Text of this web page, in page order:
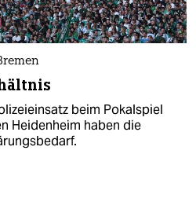
beim Pokalspiel
Heidenheim haben die